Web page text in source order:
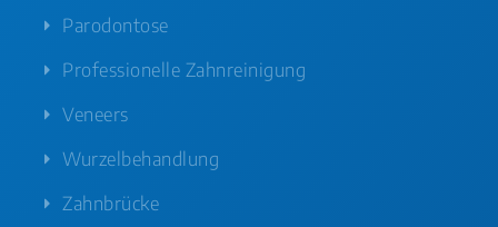
Parodontose
Professionelle Zahnreinigung
Veneers
Wurzelbehandlung
Zahnbrücke